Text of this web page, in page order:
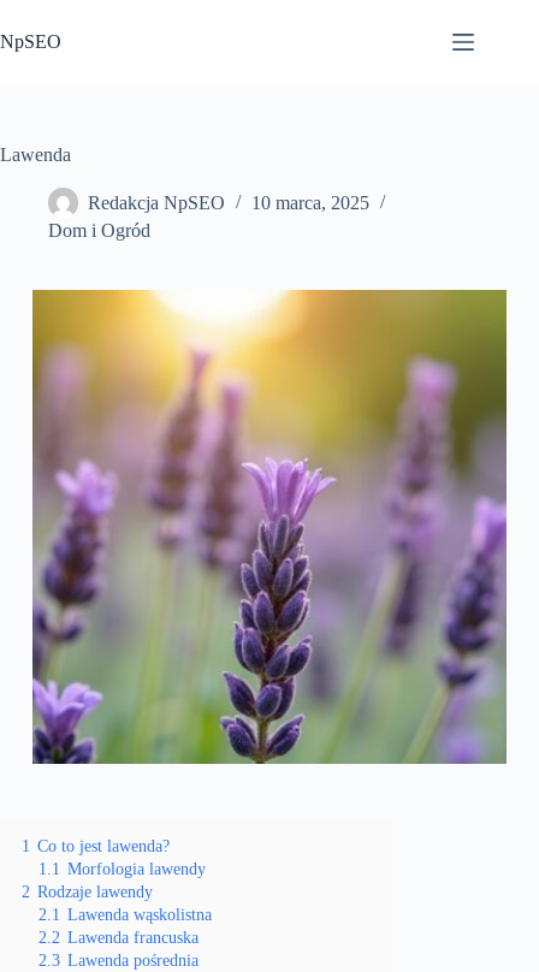
do
treści
NpSEO
Lawenda
Redakcja NpSEO
10 marca, 2025
Dom i Ogród
1 Co to jest lawenda?
1.1 Morfologia lawendy
2 Rodzaje lawendy
2.1 Lawenda wąskolistna
2.2 Lawenda francuska
2.3 Lawenda pośrednia